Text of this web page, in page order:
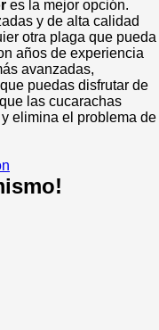
es la mejor opción.
y de alta calidad
otra plaga que pueda
años de experiencia
avanzadas,
puedas disfrutar de
las cucarachas
y elimina el problema de